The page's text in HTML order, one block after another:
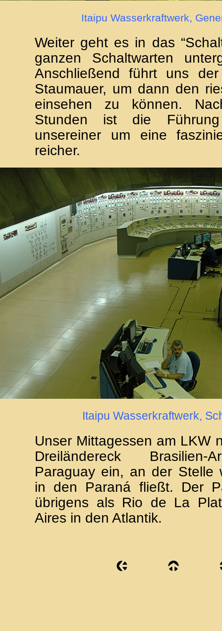
Itaipu Wasserkraftwerk,
Weiter geht es in das
ganzen Schaltwarten
Anschließend führt uns
Staumauer, um dann den
einsehen zu können.
Stunden ist die
unsereiner um eine
reicher.
Itaipu Wasserkraftwerk,
Unser Mittagessen am LKW
Dreiländereck Brasilien-
Paraguay ein, an der Stelle
in den Paraná fließt. Der
übrigens als Rio de La
Aires in den Atlantik.